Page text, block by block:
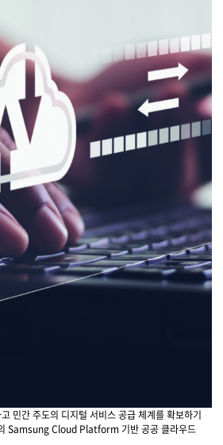
민간 주도의 디지털 서비스 공급 체계를 확보하기
Samsung Cloud Platform 기반 공공 클라우드